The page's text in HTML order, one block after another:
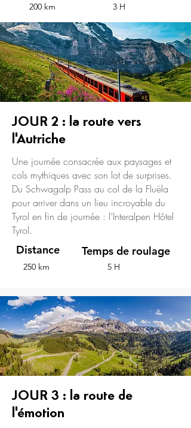
200 km 3 H
JOUR 2 : la route vers
l'Autriche
Une journée consacrée aux paysages et
cols mythiques avec son lot de surprises.
Du Schwagalp Pass au col de la Fluëla
pour arriver dans un lieu incroyable du
Tyrol en fin de journée : l’Interalpen Hôtel
Tyrol.
Distance
250 km
Temps de roulage
5 H
JOUR 3 : la route de
l'émotion